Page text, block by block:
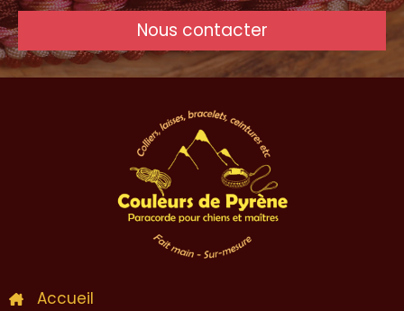
Nous contacter
Accueil